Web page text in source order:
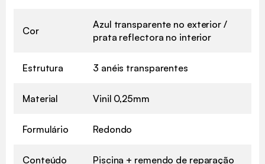
Cor
Azul transparente no exterior /
prata reflectora no interior
Estrutura 3 anéis transparentes
Material Vinil 0,25mm
Formulário Redondo
Conteúdo Piscina + remendo de reparação